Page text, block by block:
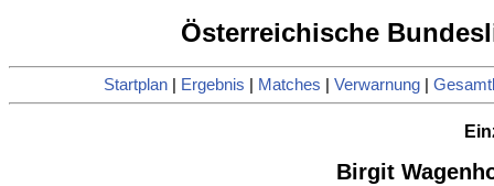
Österreichische
Startplan| Ergebnis Matches Verwarnung|
Birgit